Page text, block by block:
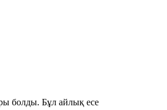
болды. Бұл айлық есе